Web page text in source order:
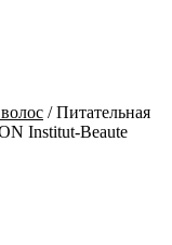
/Питательная
Institut-Beaute